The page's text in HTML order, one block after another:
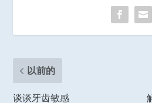
以前的
谈谈牙齿敏感